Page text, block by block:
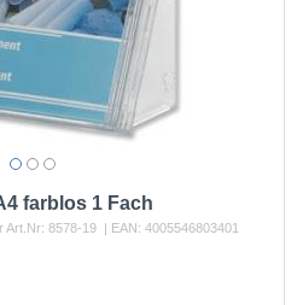
farblos 1 Fach
Art.Nr: 8578-19 | EAN: 4005546803401